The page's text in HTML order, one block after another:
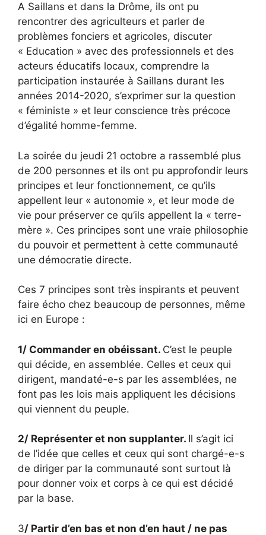
A Saillans et dans la Drôme, ils ont pu
rencontrer des agriculteurs et parler de
problèmes fonciers et agricoles, discuter
« Education » avec des professionnels et des
acteurs éducatifs locaux, comprendre la
participation instaurée à Saillans durant les
années 2014-2020, s’exprimer sur la question
« féministe » et leur conscience très précoce
d’égalité homme-femme.
La soirée du jeudi 21 octobre a rassemblé plus
de 200 personnes et ils ont pu approfondir leurs
principes et leur fonctionnement, ce qu’ils
appellent leur « autonomie », et leur mode de
vie pour préserver ce qu’ils appellent la « terre-
mère ». Ces principes sont une vraie philosophie
du pouvoir et permettent à cette communauté
une démocratie directe.
Ces 7 principes sont très inspirants et peuvent
faire écho chez beaucoup de personnes, même
ici en Europe :
1/ Commander en obéissant. C’est le peuple
qui décide, en assemblée. Celles et ceux qui
dirigent, mandaté-e-s par les assemblées, ne
font pas les lois mais appliquent les décisions
qui viennent du peuple.
2/ Représenter et non supplanter. Il s’agit ici
de l’idée que celles et ceux qui sont chargé-e-s
de diriger par la communauté sont surtout là
pour donner voix et corps à ce qui est décidé
par la base.
3/ Partir d’en bas et non d’en haut / ne pas